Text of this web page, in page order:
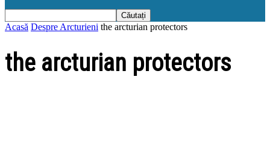
Acasă Despre Arcturieni the arcturian protectors
the arcturian protectors